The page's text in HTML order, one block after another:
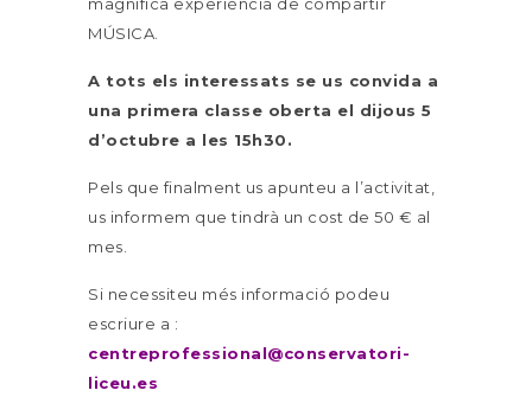
MÚSICA.
A tots els interessats se us convida a
una primera classe oberta el dijous 5
d’octubre a les 15h30.
Pels que finalment us apunteu a l’activitat,
us informem que tindrà un cost de 50 € al
mes.
Si necessiteu més informació podeu
escriure a :
centreprofessional@conservatori-
liceu.es